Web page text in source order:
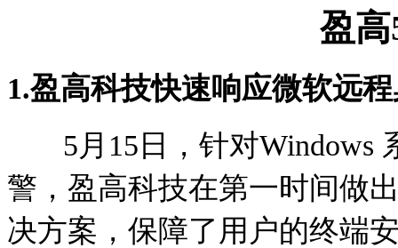
盈
1.盈高科技快速响应微软远
5月15日，针对Windows
警，盈高科技在第一时间做
决方案，保障了用户的终端